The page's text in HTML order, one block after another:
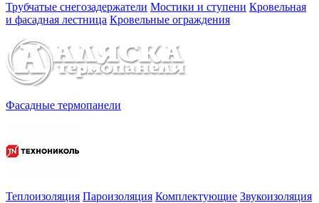
Трубчатые снегозадержатели Мостики и ступени Кровельная
и фасадная лестница Кровельные ограждения
Фасадные термопанели
Теплоизоляция Пароизоляция Комплектующие Звукоизоляция